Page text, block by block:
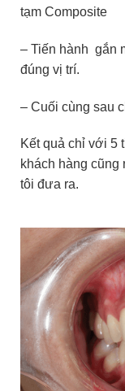
tạm Composite
– Tiến hành gắn
đúng vị trí.
– Cuối cùng sau
Kết quả chỉ với 5
khách hàng cũng
tôi đưa ra.